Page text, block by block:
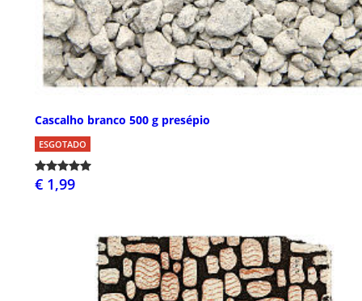
Cascalho branco 500 g presépio
ESGOTADO
€ 1,99